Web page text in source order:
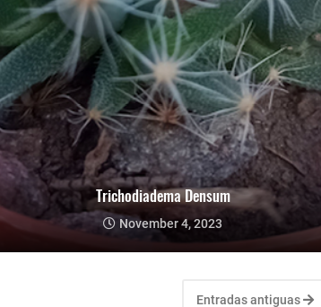
Trichodiadema Densum
November 4, 2023
Entradas antiguas